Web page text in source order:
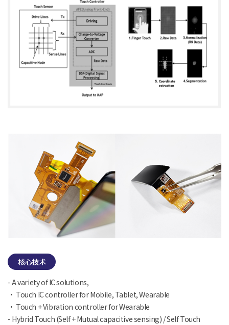
核心技术
- A variety of IC solutions,
· Touch IC controller for Mobile, Tablet, Wearable
· Touch + Vibration controller for Wearable
- Hybrid Touch (Self + Mutual capacitive sensing) / Self Touch